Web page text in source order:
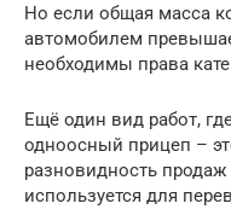
Но если общая масса
автомобилем
необходимы права
Ещё один вид работ,
одноосный прицеп –
разновидность продаж
используется для